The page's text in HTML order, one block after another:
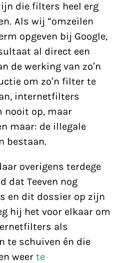
die filters heel erg
Als wij “omzeilen
opgeven bij Google,
al direct een
de werking van zo’n
om zo’n filter te
internetfilters
nooit op, maar
maar: de illegale
bestaan.
overigens terdege
dat Teeven nog
en dit dossier op zijn
hij het voor elkaar om
als
te schuiven én die
weer te